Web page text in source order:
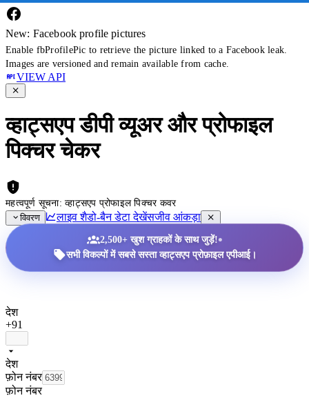
New: Facebook profile pictures
Enable fbProfilePic to retrieve the picture linked to a Facebook leak.
Images are versioned and remain available from cache.
VIEW API
व्हाट्सएप डीपी व्यूअर और प्रोफाइल
पिक्चर चेकर
महत्वपूर्ण सूचना: व्हाट्सएप प्रोफाइल पिक्चर कवर
विवरण
लाइव शैडो-बैन डेटा देखेंसजीव आंकड़ा
2,500+ खुश ग्राहकों के साथ जुड़ें!•
सभी विकल्पों में सबसे सस्ता व्हाट्सएप प्रोफ़ाइल एपीआई।
देश
+91
देश
फ़ोन नंबर
फ़ोन नंबर